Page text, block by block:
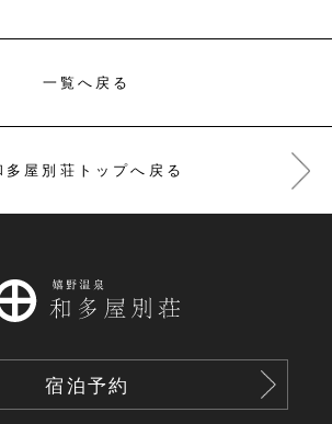
一覧へ戻る
多屋別荘トップへ戻る
宿泊予約